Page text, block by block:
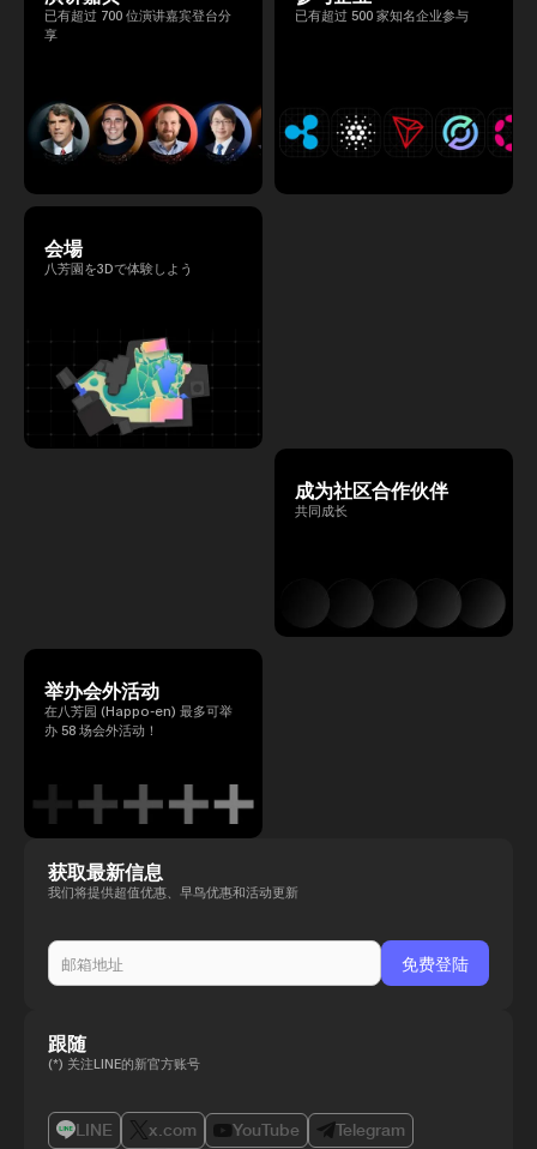
已有超过 700 位演讲嘉宾登台分
享
已有超过 500 家知名企业参与
会場
八芳園を3Dで体験しよう
成为社区合作伙伴
共同成长
举办会外活动
在八芳园 (Happo-en) 最多可举
办 58 场会外活动！
获取最新信息
我们将提供超值优惠、早鸟优惠和活动更新
跟随
(*) 关注LINE的新官方账号
LINE x.com YouTube
Telegram